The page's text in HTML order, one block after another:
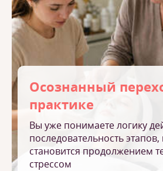
Осознанный
практике
Вы уже понимаете логику
последовательность
становится продолжением
стрессом